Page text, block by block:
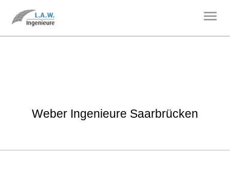
Weber Ingenieure Saarbrücken